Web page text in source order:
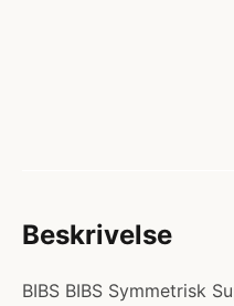
Beskrivelse
BIBS BIBS Symmetrisk